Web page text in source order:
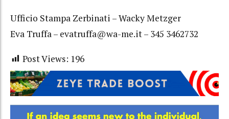
Ufficio Stampa Zerbinati – Wacky Metzger
Eva Truffa – evatruffa@wa-me.it – 345 3462732
Post Views: 196